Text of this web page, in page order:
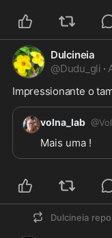
revolucionando a
Dulcineia
@Dudu_gli ·
Impressionante o
volna_lab @
Dulcineia